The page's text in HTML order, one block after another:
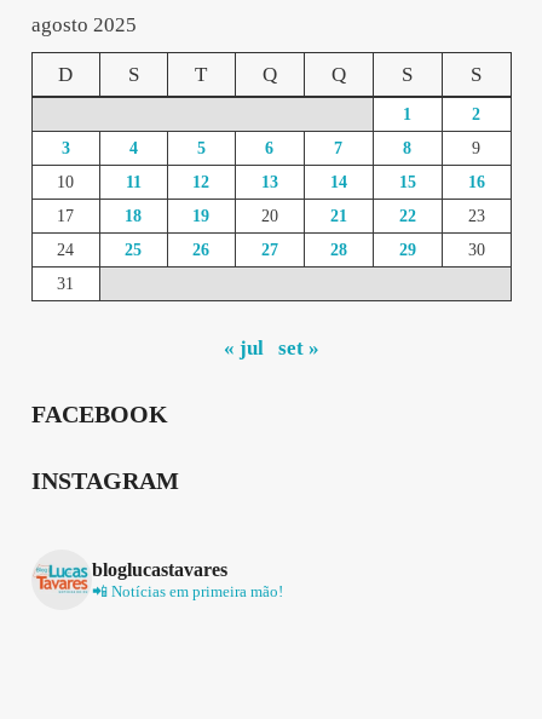
agosto 2025
D S T Q Q S S
1
2
3
4 5 6 7 8
9
10
11 12 13 14 15
16
17
18 19 20 21 22
23
24
25 26 27 28 29
30
31
« jul set »
FACEBOOK
INSTAGRAM
bloglucastavares
📲 Notícias em primeira mão!